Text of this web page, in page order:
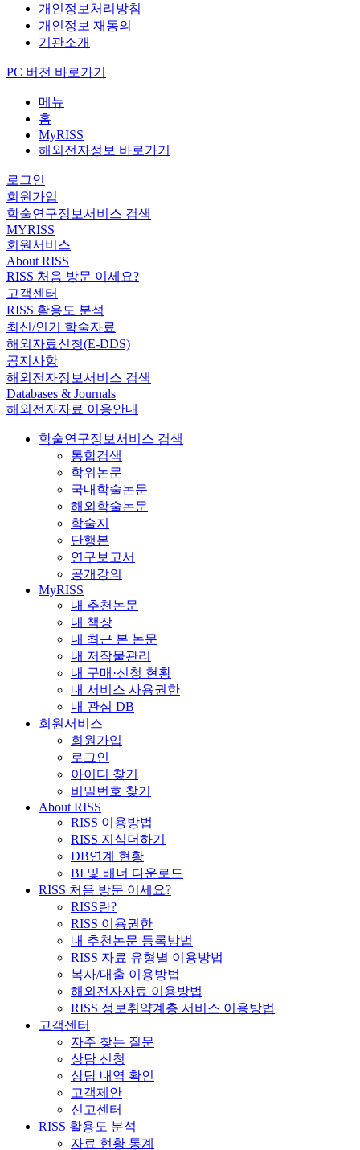
개인정보처리방침
개인정보 재동의
기관소개
PC 버전 바로가기
메뉴
홈
MyRISS
해외전자정보 바로가기
로그인
회원가입
학술연구정보서비스 검색
MYRISS
회원서비스
About RISS
RISS 처음 방문 이세요?
고객센터
RISS 활용도 분석
최신/인기 학술자료
해외자료신청(E-DDS)
공지사항
해외전자정보서비스 검색
Databases & Journals
해외전자자료 이용안내
학술연구정보서비스 검색
통합검색
학위논문
국내학술논문
해외학술논문
학술지
단행본
연구보고서
공개강의
MyRISS
내 추천논문
내 책장
내 최근 본 논문
내 저작물관리
내 구매·신청 현황
내 서비스 사용권한
내 관심 DB
회원서비스
회원가입
로그인
아이디 찾기
비밀번호 찾기
About RISS
RISS 이용방법
RISS 지식더하기
DB연계 현황
BI 및 배너 다운로드
RISS 처음 방문 이세요?
RISS란?
RISS 이용권한
내 추천논문 등록방법
RISS 자료 유형별 이용방법
복사/대출 이용방법
해외전자자료 이용방법
RISS 정보취약계층 서비스 이용방법
고객센터
자주 찾는 질문
상담 신청
상담 내역 확인
고객제안
신고센터
RISS 활용도 분석
자료 현황 통계